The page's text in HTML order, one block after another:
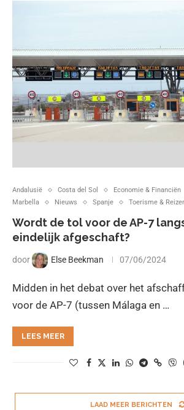
Andalusië Costa del Sol Economie & Financiën
Marbella
Nieuws Spanje Toerisme &
Wordt de tol voor de AP-7
eindelijk afgeschaft?
door Else Beekman 07/06/2024
Midden in het debat over het
voor de AP-7 (tussen Málaga en …
LEES MEER
LAAD MEER BERICHTEN